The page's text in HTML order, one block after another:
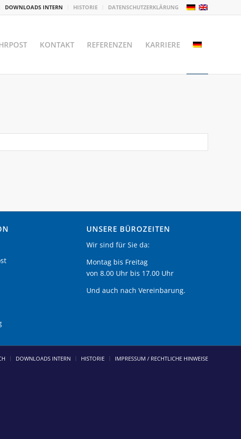
DOWNLOADS INTERN HISTORIE DATENSCHUTZERKLÄRUNG
KONTAKT REFERENZEN KARRIERE
UNSERE BÜROZEITEN
Wir sind für Sie da:
Montag bis Freitag
von 8.00 Uhr bis 17.00 Uhr
Und auch nach Vereinbarung.
DOWNLOADS INTERN HISTORIE IMPRESSUM / RECHTLICHE HINWEISE